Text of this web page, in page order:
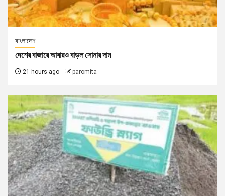
বাংলাদেশ
দেশের বাজারে আবারও বাড়ল সোনার দাম
21 hours ago paromita